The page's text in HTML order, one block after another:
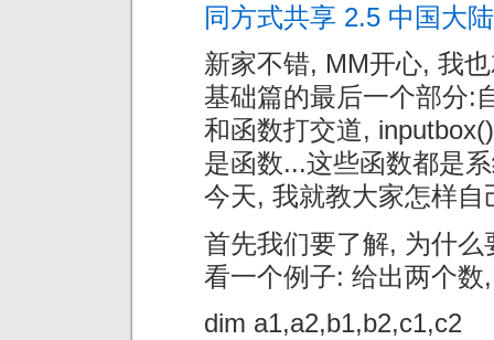
同方式共享 2.5 中国大陆
新家不错, MM开心, 我
基础篇的最后一个部分:
和函数打交道,
是函数...这些函数都是
今天, 我就教大家怎样自
首先我们要了解, 为什
看一个例子: 给出两个
dim a1,a2,b1,b2,c1,c2